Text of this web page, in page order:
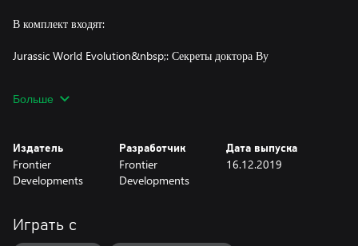
В комплект входят:
Jurassic World Evolution&nbsp;: Секреты доктора Ву
Больше
Издатель
Frontier
Developments
Разработчик
Frontier
Developments
Дата выпуска
16.12.2019
Играть с